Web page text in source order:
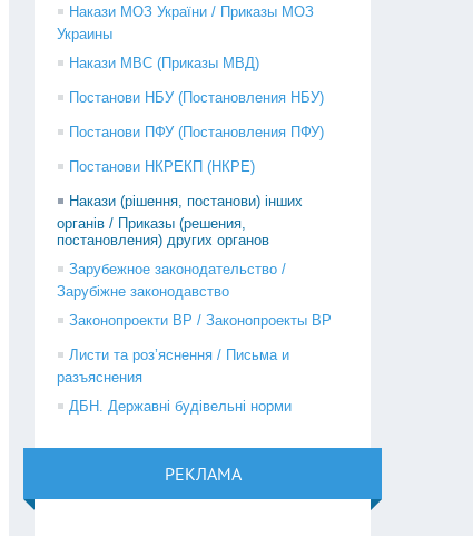
Накази МОЗ України / Приказы МОЗ
Украины
Накази МВС (Приказы МВД)
Постанови НБУ (Постановления НБУ)
Постанови ПФУ (Постановления ПФУ)
Постанови НКРЕКП (НКРЕ)
Накази (рішення, постанови) інших
органів / Приказы (решения,
постановления) других органов
Зарубежное законодательство /
Зарубіжне законодавство
Законопроекти ВР / Законопроекты ВР
Листи та роз’яснення / Письма и
разъяснения
ДБН. Державні будівельні норми
РЕКЛАМА